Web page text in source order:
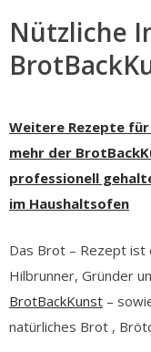
Nützliche
Weitere Rezepte
mehr der
professionell
im Haushaltsofen
Das Brot – Rezept ist
Hilbrunner, Gründer
BrotBackKunst –
natürliches Brot ,